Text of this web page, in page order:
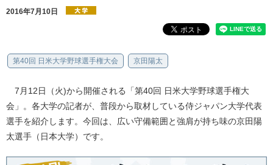
2016年7月10日
第40回 日米大学野球選手権大会 京田陽太
7月12日（火)から開催される「第40回 日米大学野球選手権大
会」。各大学の記者が、普段から取材している侍ジャパン大学代表
選手を紹介します。今回は、広い守備範囲と強肩が持ち味の京田陽
太選手（日本大学）です。